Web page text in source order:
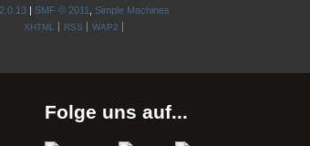
| SMF © 2011 Simple Machines
XHTML RSS WAP2
Folge uns auf...